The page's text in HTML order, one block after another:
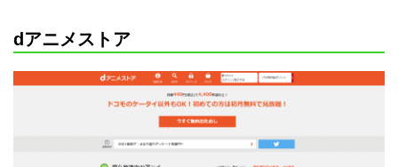
dアニメストア